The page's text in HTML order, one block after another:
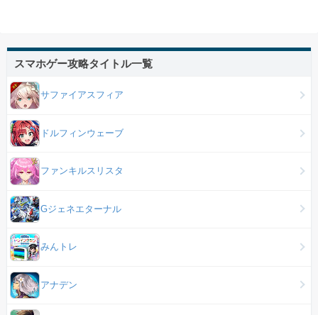
スマホゲー攻略タイトル一覧
サファイアスフィア
ドルフィンウェーブ
ファンキルスリスタ
Gジェネエターナル
みんトレ
アナデン